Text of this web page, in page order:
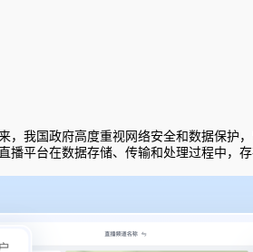
我国政府高度重视网络安全和数据保护
平台在数据存储、传输和处理过程中